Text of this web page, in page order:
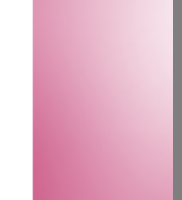
og vanilje. Gir naturlig glans
hold og er et fleksibelt